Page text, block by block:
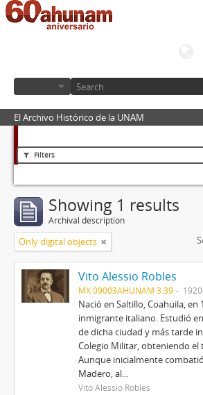
El Archivo Histórico de la UNAM
Filters
Showing 1 results
Archival description
Only digital objects
Vito Alessio Robles
MX 09003AHUNAM 3.39
Nació en Saltillo, Coahuila, en
inmigrante italiano. Estudió
de dicha ciudad y más tarde
Colegio Militar, obteniendo el
Aunque inicialmente
Madero, al...
Vito Alessio Robles